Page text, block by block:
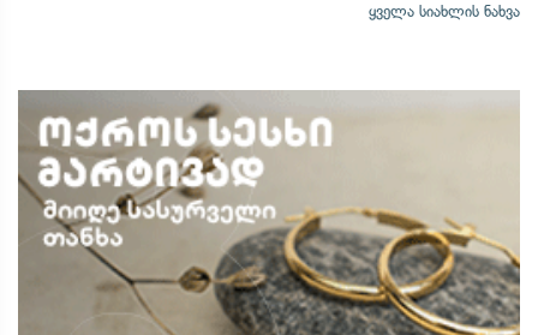
ყველა სიახლის ნახვა